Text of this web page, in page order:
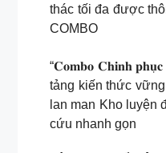
thác tối đa được
COMBO
“𝐂𝐨𝐦𝐛𝐨 𝐂𝐡𝐢𝐧𝐡
tảng kiến thức
lan man Kho luyện
cứu nhanh gọn